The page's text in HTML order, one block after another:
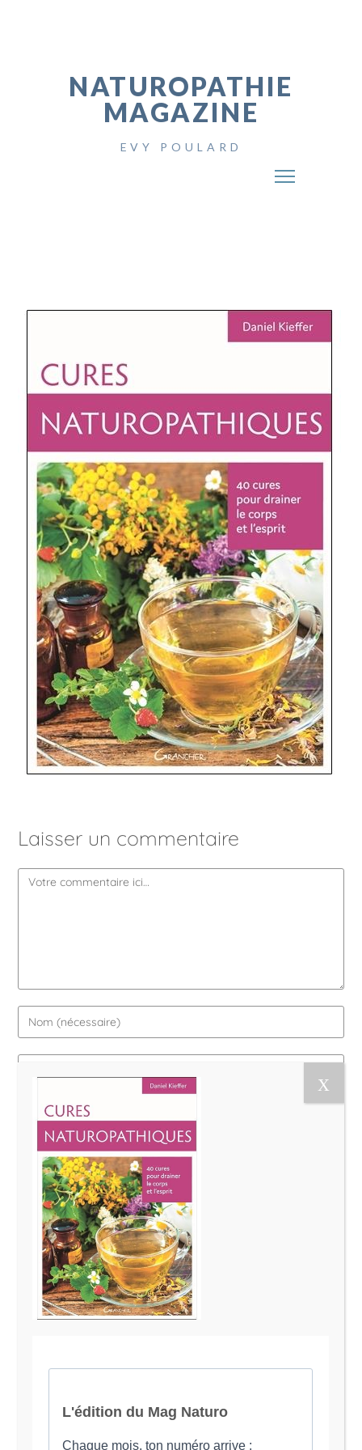
NATUROPATHIE
MAGAZINE
EVY POULARD
Laisser un commentaire
Le Magazine Naturo
Je suis Evy, Naturopathe spécialisée dans
l’accompagnement des femmes en préménopause et
ménopause